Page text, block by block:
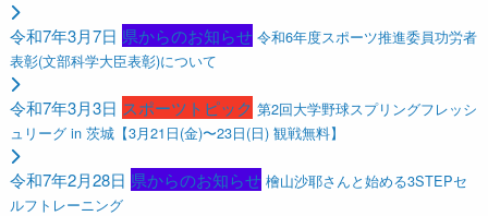
令和7年3月7日 県からのお知らせ 令和6年度スポーツ推進委員功労者
表彰(文部科学大臣表彰)について
令和7年3月3日 スポーツトピック 第2回大学野球スプリングフレッシ
ュリーグ in 茨城【3月21日(金)〜23日(日) 観戦無料】
令和7年2月28日 県からのお知らせ 檜山沙耶さんと始める3STEPセ
ルフトレーニング